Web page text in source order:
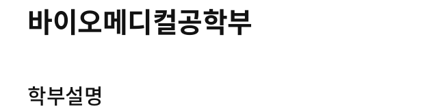
바이오메디컬공학부
학부설명